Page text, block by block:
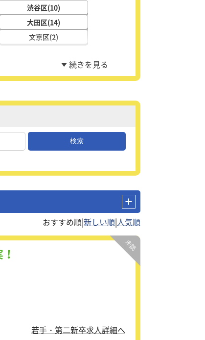
渋谷区(10)
大田区(14)
文京区(2)
|
|
若手・第二新卒求人詳細へ